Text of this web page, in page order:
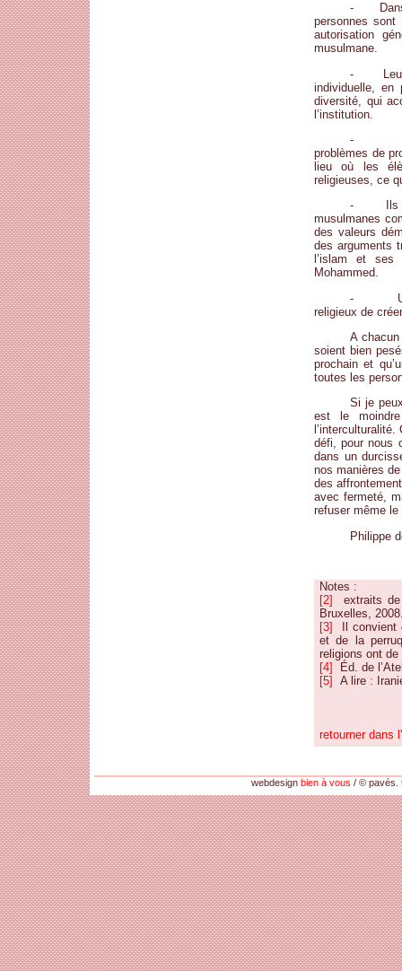
- Dans
personnes sont
autorisation
musulmane.
- Leurs
individuelle, en
diversité, qui
l’institution.
- A
problèmes de
lieu où les
religieuses, ce
- Ils
musulmanes
des valeurs
des arguments
l’islam et ses
Mohammed.
- Un tel
religieux de
A
soient bien
prochain et
toutes les
Si je
est le
défi, pour nous
dans un
nos manières
des
avec fermeté,
refuser même le
Philippe
Notes :
[2]
extraits de
Bruxelles,
[3]
Il convient
et de la
religions ont
[4]
Éd. de
[5]
A lire :
retourner dans
webdesign bien à vous / © pavés.